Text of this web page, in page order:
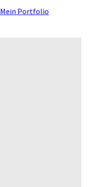
Mein Portfolio